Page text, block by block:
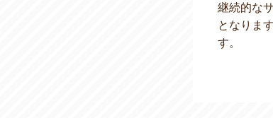
継続的な
となりま
す。